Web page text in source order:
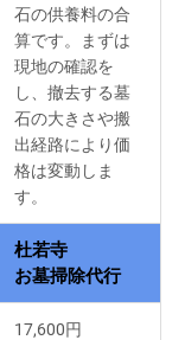
石の供養料の合
算です。まずは
現地の確認を
し、撤去する墓
石の大きさや搬
出経路により価
格は変動しま
す。
杜若寺
お墓掃除代行
17,600円